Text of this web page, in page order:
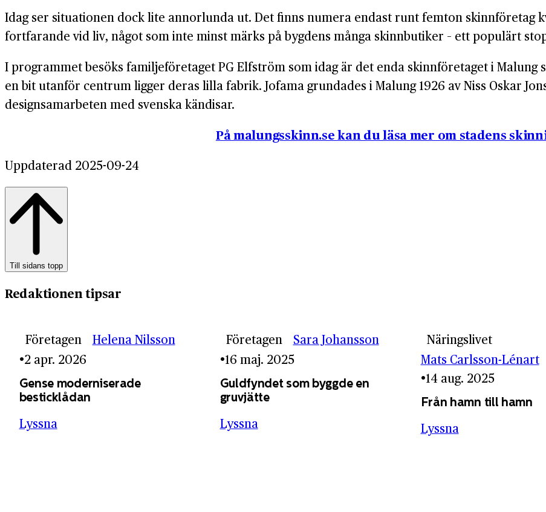
Idag ser situationen dock lite annorlunda ut. Det finns numera endast runt femton skinnföretag
fortfarande vid liv, något som inte minst märks på bygdens många skinnbutiker – ett populärt
I programmet besöks familjeföretaget PG Elfström som idag är det enda skinnföretaget i
en bit utanför centrum ligger deras lilla fabrik. Jofama grundades i Malung 1926 av Niss Oskar
designsamarbeten med svenska kändisar.
På malungsskinn.se kan du läsa mer om stadens
Uppdaterad 2025-09-24
Till sidans topp
Redaktionen tipsar
Företagen
Helena Nilsson
2 apr. 2026
Gense moderniserade
besticklådan
Lyssna
Företagen
Sara Johansson
16 maj. 2025
Guldfyndet som byggde en
gruvjätte
Lyssna
Näringslivet
Mats Carlsson-Lénart
14 aug. 2025
Från hamn till hamn
Lyssna